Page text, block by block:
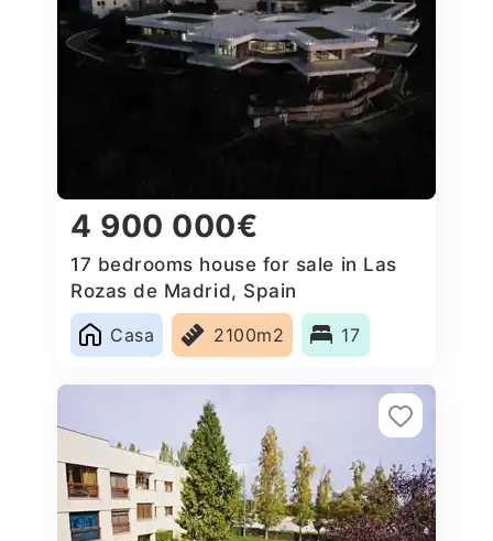
4 900 000€
17 bedrooms house for sale in Las
Rozas de Madrid, Spain
Casa
2100m2 17